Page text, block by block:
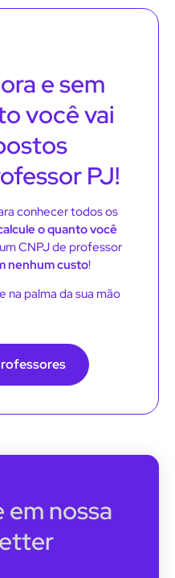
e sem
você vai
PJ!
conhecer todos os
o quanto você
CNPJ de professor
nenhum custo!
na palma da sua mão
em nossa